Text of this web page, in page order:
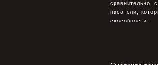
сравнительно
писатели,
способности.